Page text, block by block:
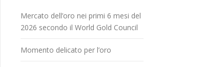
Mercato dell’oro nei primi 6 mesi del
2026 secondo il World Gold Council
Momento delicato per l’oro